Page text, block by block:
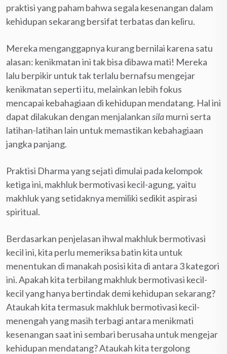
praktisi yang paham bahwa segala kesenangan dalam
kehidupan sekarang bersifat terbatas dan keliru.
Mereka menganggapnya kurang bernilai karena satu
alasan: kenikmatan ini tak bisa dibawa mati! Mereka
lalu berpikir untuk tak terlalu bernafsu mengejar
kenikmatan seperti itu, melainkan lebih fokus
mencapai kebahagiaan di kehidupan mendatang. Hal ini
dapat dilakukan dengan menjalankansilamurni serta
latihan-latihan lain untuk memastikan kebahagiaan
jangka panjang.
Praktisi Dharma yang sejati dimulai pada kelompok
ketiga ini, makhluk bermotivasi kecil-agung, yaitu
makhluk yang setidaknya memiliki sedikit aspirasi
spiritual.
Berdasarkan penjelasan ihwal makhluk bermotivasi
kecil ini, kita perlu memeriksa batin kita untuk
menentukan di manakah posisi kita di antara 3 kategori
ini. Apakah kita terbilang makhluk bermotivasi kecil-
kecil yang hanya bertindak demi kehidupan sekarang?
Ataukah kita termasuk makhluk bermotivasi kecil-
menengah yang masih terbagi antara menikmati
kesenangan saat ini sembari berusaha untuk mengejar
kehidupan mendatang? Ataukah kita tergolong